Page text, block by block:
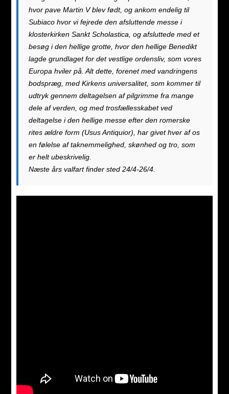
hvor pave Martin V blev født, og ankom endelig til
Subiaco hvor vi fejrede den afsluttende messe i
klosterkirken Sankt Scholastica, og afsluttede med et
besøg i den hellige grotte, hvor den hellige Benedikt
lagde grundlaget for det vestlige ordensliv, som vores
Europa hviler på. Alt dette, forenet med vandringens
bodspræg, med Kirkens universalitet, som kommer til
udtryk gennem deltagelsen af pilgrimme fra mange
dele af verden, og med trosfællesskabet ved
deltagelse i den hellige messe efter den romerske
rites ældre form (Usus Antiquior), har givet hver af os
en følelse af taknemmelighed, skønhed og tro, som
er helt ubeskrivelig.
Næste års valfart finder sted 24/4-26/4.